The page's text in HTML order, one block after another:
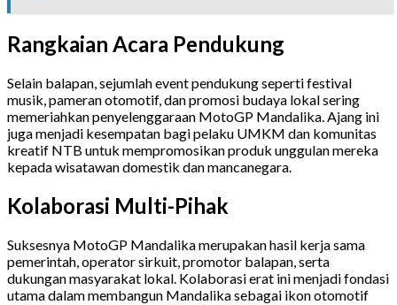
Rangkaian Acara Pendukung
Selain balapan, sejumlah event pendukung seperti festival
musik, pameran otomotif, dan promosi budaya lokal sering
memeriahkan penyelenggaraan MotoGP Mandalika. Ajang ini
juga menjadi kesempatan bagi pelaku UMKM dan komunitas
kreatif NTB untuk mempromosikan produk unggulan mereka
kepada wisatawan domestik dan mancanegara.
Kolaborasi Multi-Pihak
Suksesnya MotoGP Mandalika merupakan hasil kerja sama
pemerintah, operator sirkuit, promotor balapan, serta
dukungan masyarakat lokal. Kolaborasi erat ini menjadi fondasi
utama dalam membangun Mandalika sebagai ikon otomotif